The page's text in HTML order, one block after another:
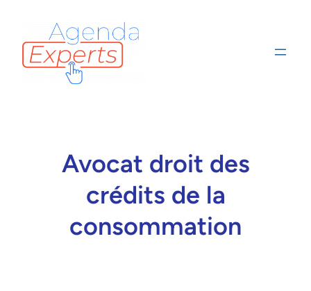
Avocat droit des
crédits de la
consommation